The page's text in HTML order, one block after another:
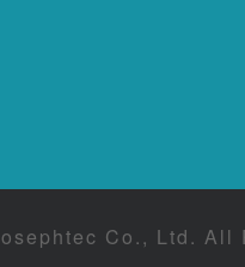
Co., Ltd. All